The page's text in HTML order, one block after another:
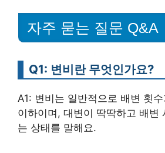
자주 묻는 질문 Q&A
Q1: 변비란 무엇인가요?
A1: 변비는 일반적으로 배변 횟
이하이며, 대변이 딱딱하고 배변
는 상태를 말해요.